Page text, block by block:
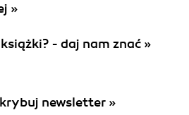
»
- daj nam znać »
newsletter »